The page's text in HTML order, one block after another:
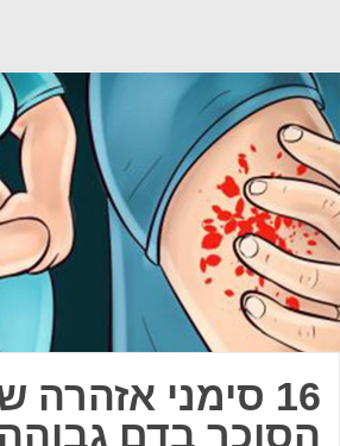
16 סימני
הסוכר בדם גבוהה